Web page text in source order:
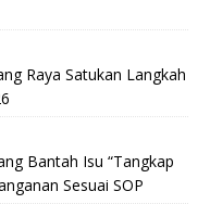
Raya Satukan Langkah
Bantah Isu “Tangkap
Sesuai SOP